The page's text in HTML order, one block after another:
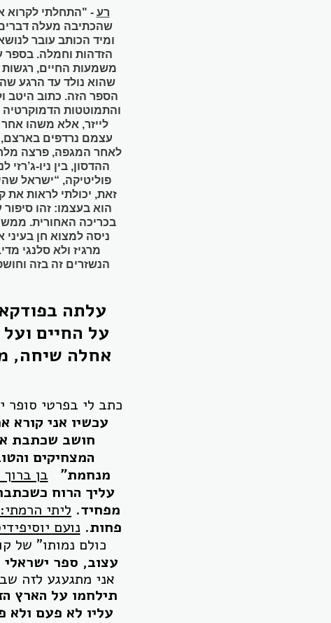
רע - "התחלתי לקרוא
שהכתיבה מעלה דברים
ומיד הכותב עובר
הזדהות וחמלה. בספר
משמעות החיים,
הספר הזה. כתוב היטב
והתמוטטות הדמוקרטיה
לייזר, אלא משהו
עצמם נרדפים
לאחר המגפה, פרצה
ההדסון, בין ניו-
פוליטיקה, “ישראל
זאת, יכולתי לראות את
הוא בעצמו: זהו
בכריכה האחורית. ממש
ניסה למצוא חן
מרגיז ולא סלנגי
הנשזרים זה בזה
עלתה
על החיים
אחלה שיחה,
כתב לי בפרטי סופר
עכשיו אני קורא
חושב שכתבת
המצחיקים
מנחמת"
בן
עליך הרוח
מפחיד. ליתי הרמתי:
פחות. נועם
כולם נמותו" של
עצוב, ספר
אני מתגעגע לזה
תילחמו על הארץ
עליו לא פעם ולא